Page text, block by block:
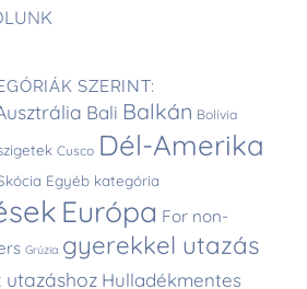
SZERINT:
Bali Balkán Bolívia
Cusco Dél-Amerika
Egyéb kategória
Európa For non-
Grúzia gyerekkel utazás
utazáshoz Hulladékmentes